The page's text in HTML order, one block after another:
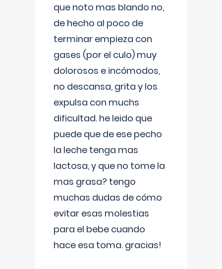
que noto mas blando no,
de hecho al poco de
terminar empieza con
gases (por el culo) muy
dolorosos e incómodos,
no descansa, grita y los
expulsa con muchs
dificultad. he leido que
puede que de ese pecho
la leche tenga mas
lactosa, y que no tome la
mas grasa? tengo
muchas dudas de cómo
evitar esas molestias
para el bebe cuando
hace esa toma. gracias!